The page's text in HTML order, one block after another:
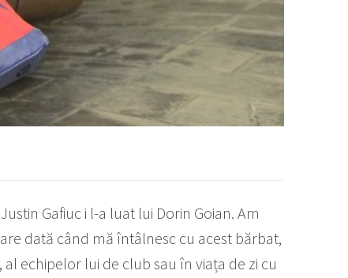
Gafiuc i l-a luat lui Dorin Goian. Am
dată când mă întâlnesc cu acest bărbat,
echipelor lui de club sau în viața de zi cu